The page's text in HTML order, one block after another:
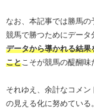
なお、本記事では勝馬の
競馬で勝つためにデータ
データから導かれる結
ことこそが競馬の醍醐味
それゆえ、余計なコメ
の見える化に努めている。